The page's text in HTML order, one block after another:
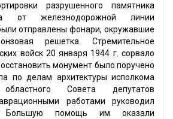
разрушенного памятника
от железнодорожной линии
отправлены фонари, окружавшие
решетка. Стремительное
войск 20 января 1944 г. сорвало
монумент было поручено
по делам архитектуры исполкома
областного Совета депутатов
работами руководил
Большую помощь им оказали